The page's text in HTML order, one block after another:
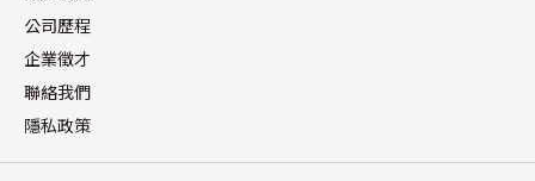
公司歷程
企業徵才
聯絡我們
隱私政策